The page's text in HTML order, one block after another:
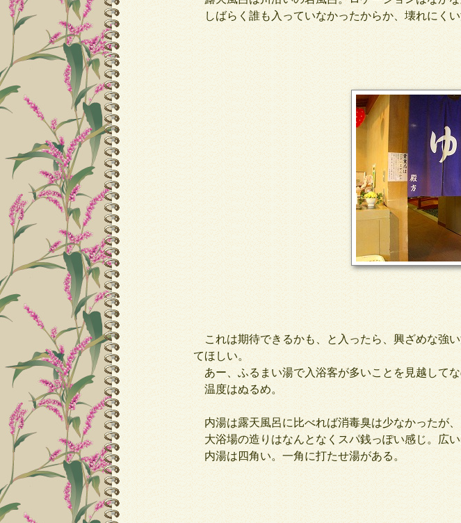
しばらく誰も入っていなかったからか、壊れにくい
これは期待できるかも、と入ったら、興ざめな強
てほしい。
あー、ふるまい湯で入浴客が多いことを見越してな
温度はぬるめ。
内湯は露天風呂に比べれば消毒臭は少なかったが、
大浴場の造りはなんとなくスパ銭っぽい感じ。広い
内湯は四角い。一角に打たせ湯がある。